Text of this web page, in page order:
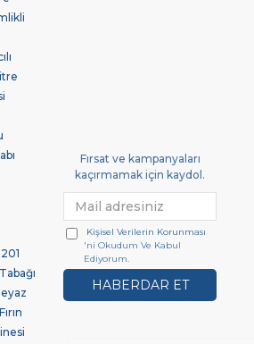
Fırsat ve kampanyaları
kaçırmamak için kaydol.
HABERDAR ET
Kişisel Verilerin Korunması
'ni Okudum Ve Kabul
Ediyorum.